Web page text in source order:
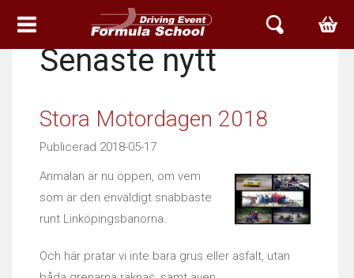
ARIEL SVERIGE
ATOM
NOMAD
Senaste nytt
Stora Motordagen 2018
Publicerad 2018-05-17
Anmälan är nu öppen, om vem
som är den enväldigt snabbaste
runt Linköpingsbanorna.
Och här pratar vi inte bara grus eller asfalt, utan